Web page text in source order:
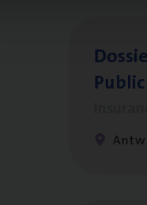
Public